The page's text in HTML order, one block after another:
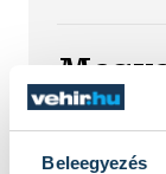
Beleegyezés